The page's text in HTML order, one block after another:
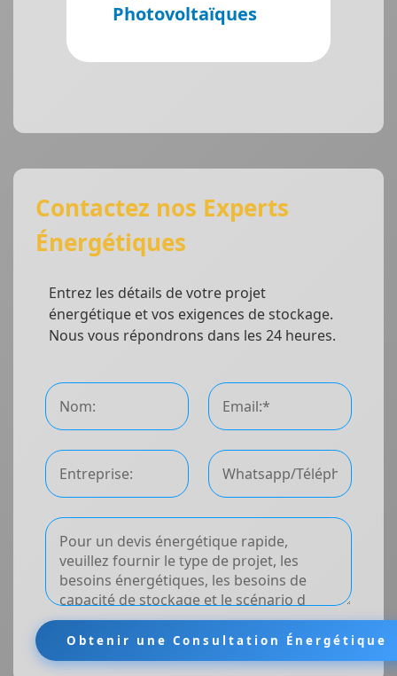
Photovoltaïques
Contactez nos Experts
Énergétiques
Entrez les détails de votre projet
énergétique et vos exigences de stockage.
Nous vous répondrons dans les 24 heures.